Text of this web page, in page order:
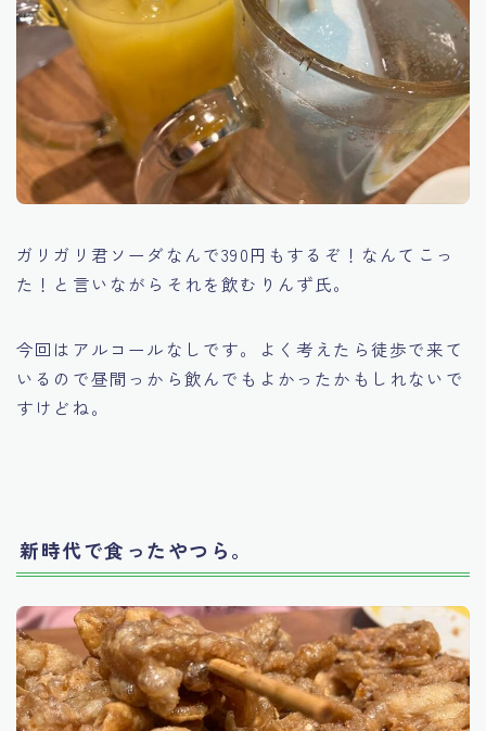
ガリガリ君ソーダなんで390円もするぞ！なんてこっ
た！と言いながらそれを飲むりんず氏。
今回はアルコールなしです。よく考えたら徒歩で来て
いるので昼間っから飲んでもよかったかもしれないで
すけどね。
新時代で食ったやつら。